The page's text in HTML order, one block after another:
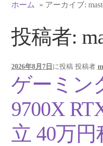
ョ
へ
ス
ッ
プ
へ
キ
ッ
支払い
お買い物カゴ
LINEでお問い合わせ
ホーム » アーカイブ:
投稿者:
2026年8月7日 に投稿 投稿者
ゲーミン
9700X
立 40万円